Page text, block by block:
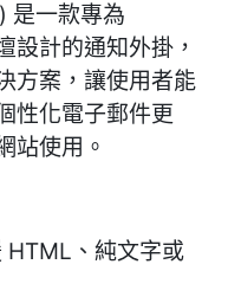
一款專為
計的通知外掛，
方案，讓使用者能
性化電子郵件更
站使用。
、純文字或